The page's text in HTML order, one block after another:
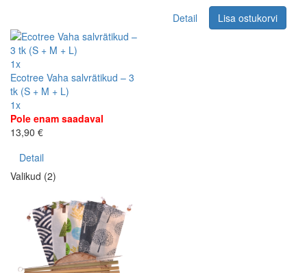
Detail
Lisa ostukorvi
1x
Ecotree Vaha salvrätikud – 3
tk (S + M + L)
1x
Pole enam saadaval
13,90 €
Detail
Valikud (2)